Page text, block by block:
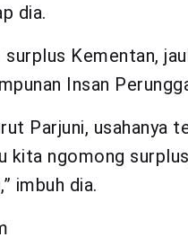
dia.
surplus Kementan,
Insan
Parjuni, usahanya
kita ngomong
imbuh dia.